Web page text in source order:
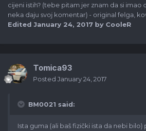
cijeni istih? (tebe pitam jer znam da si imao
neka daju svoj komentar) - original felga,
Edited January 24, 2017 by CooleR
Tomica93
Posted January 24, 2017
BM0021 said:
Ista guma (ali baš fizički ista da nebi